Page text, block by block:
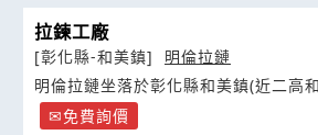
拉鍊工廠
[彰化縣-和美鎮]
明倫拉鏈
明倫拉鏈坐落於彰化縣和美鎮(近二高
免費詢價